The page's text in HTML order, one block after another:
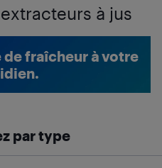
à jus
fraîcheur à votre
par type